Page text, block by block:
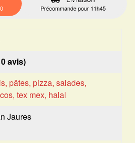
Précommande pour 11h45
avis)
pâtes, pizza, salades,
tex mex, halal
Jaures